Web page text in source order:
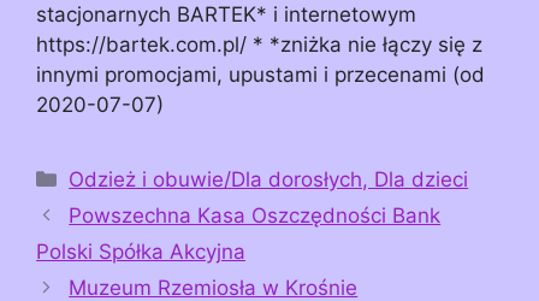
stacjonarnych BARTEK* i internetowym
https://bartek.com.pl/ * *zniżka nie łączy się z
innymi promocjami, upustami i przecenami (od
2020-07-07)
Kategorie
Odzież i obuwie/Dla dorosłych, Dla dzieci
Powszechna Kasa Oszczędności Bank
Polski Spółka Akcyjna
Muzeum Rzemiosła w Krośnie